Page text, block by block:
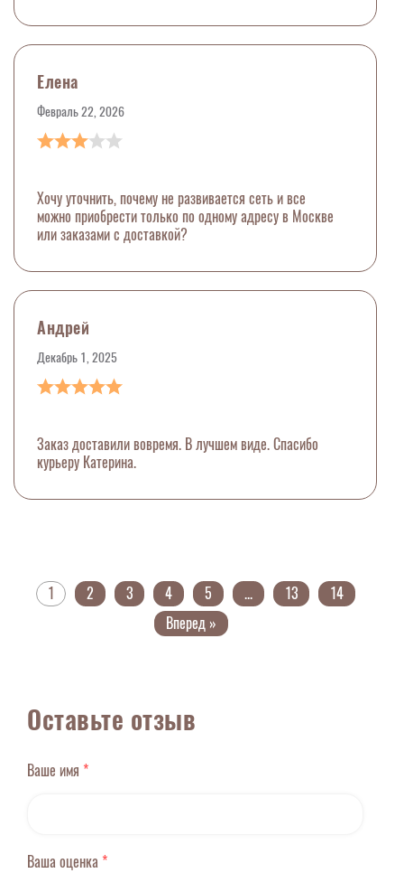
Елена
Февраль 22, 2026
Хочу уточнить, почему не развивается сеть и все
можно приобрести только по одному адресу в Москве
или заказами с доставкой?
Андрей
Декабрь 1, 2025
Заказ доставили вовремя. В лучшем виде. Спасибо
курьеру Катерина.
1 2 3 4 5 ... 13
14
Вперед »
Оставьте отзыв
Ваше имя *
Ваша оценка *